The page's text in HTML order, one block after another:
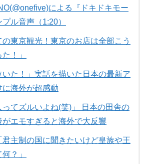
による『ドキドキモー
ル音声（1:20）
東京観光！東京のお店は全部こう
！」
た！」実話を描いた日本の最新ア
に海外が超感動
てズルいよね(笑)」 日本の田舎の
がエモすぎると海外で大反響
君主制の国に聞きたいけど皇族や王
？」